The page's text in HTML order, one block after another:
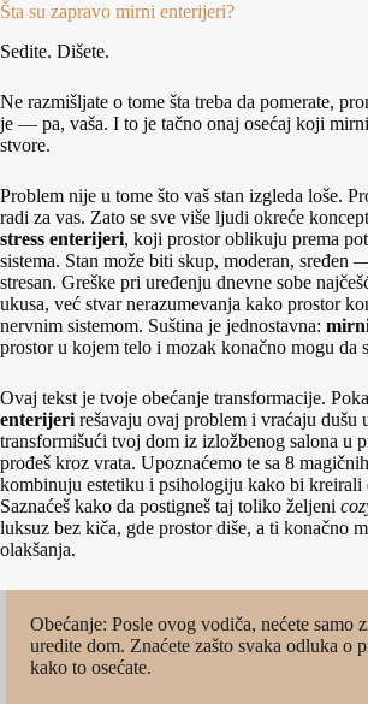
Šta su zapravo mirni enterijeri?
Sedite. Dišete.
Ne razmišljate o tome šta treba da pomerate,
je — pa, vaša. I to je tačno onaj osećaj koji
stvore.
Problem nije u tome što vaš stan izgleda loše.
radi za vas. Zato se sve više ljudi okreće
stress enterijeri, koji prostor oblikuju prema
sistema. Stan može biti skup, moderan, sređen
stresan. Greške pri uređenju dnevne sobe
ukusa, već stvar nerazumevanja kako prostor
nervnim sistemom. Suština je jednostavna:
prostor u kojem telo i mozak konačno mogu da
Ovaj tekst je tvoje obećanje transformacije.
enterijeri rešavaju ovaj problem i vraćaju dušu
transformišući tvoj dom iz izložbenog salona u
prođeš kroz vrata. Upoznaćemo te sa 8
kombinuju estetiku i psihologiju kako bi kreirali
Saznaćeš kako da postigneš taj toliko željeni
luksuz bez kiča, gde prostor diše, a ti konačno
olakšanja.
Obećanje: Posle ovog vodiča, nećete samo
uredite dom. Znaćete zašto svaka odluka o
kako to osećate.